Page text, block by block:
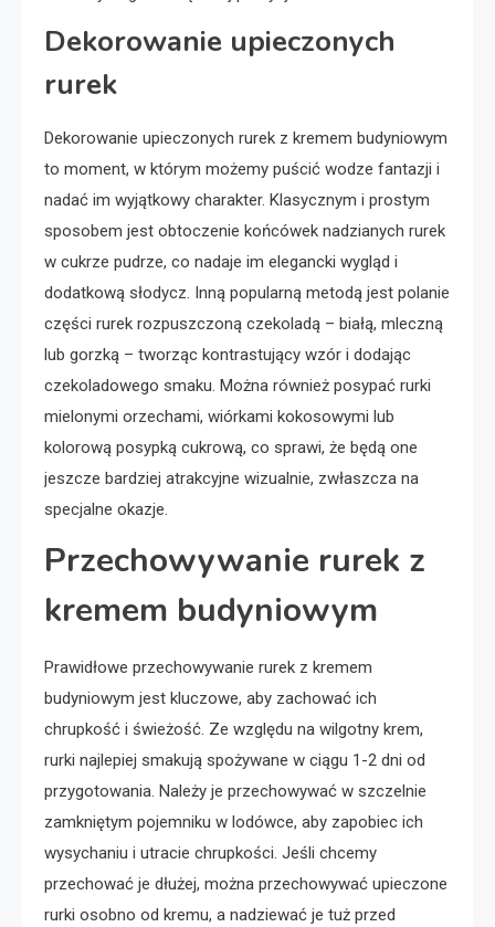
Dekorowanie upieczonych
rurek
Dekorowanie upieczonych rurek z kremem budyniowym
to moment, w którym możemy puścić wodze fantazji i
nadać im wyjątkowy charakter. Klasycznym i prostym
sposobem jest obtoczenie końcówek nadzianych rurek
w cukrze pudrze, co nadaje im elegancki wygląd i
dodatkową słodycz. Inną popularną metodą jest polanie
części rurek rozpuszczoną czekoladą – białą, mleczną
lub gorzką – tworząc kontrastujący wzór i dodając
czekoladowego smaku. Można również posypać rurki
mielonymi orzechami, wiórkami kokosowymi lub
kolorową posypką cukrową, co sprawi, że będą one
jeszcze bardziej atrakcyjne wizualnie, zwłaszcza na
specjalne okazje.
Przechowywanie rurek z
kremem budyniowym
Prawidłowe przechowywanie rurek z kremem
budyniowym jest kluczowe, aby zachować ich
chrupkość i świeżość. Ze względu na wilgotny krem,
rurki najlepiej smakują spożywane w ciągu 1-2 dni od
przygotowania. Należy je przechowywać w szczelnie
zamkniętym pojemniku w lodówce, aby zapobiec ich
wysychaniu i utracie chrupkości. Jeśli chcemy
przechować je dłużej, można przechowywać upieczone
rurki osobno od kremu, a nadziewać je tuż przed